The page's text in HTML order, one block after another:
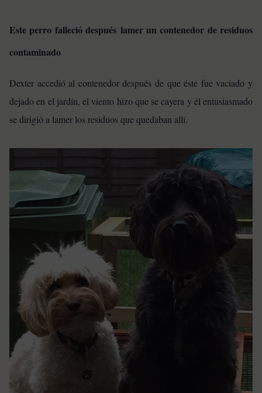
Este perro falleció después lamer un contenedor de residuos
contaminado
Dexter accedió al contenedor después de que éste fue vaciado y
dejado en el jardín, el viento hizo que se cayera y él entusiasmado
se dirigió a lamer los residuos que quedaban allí.